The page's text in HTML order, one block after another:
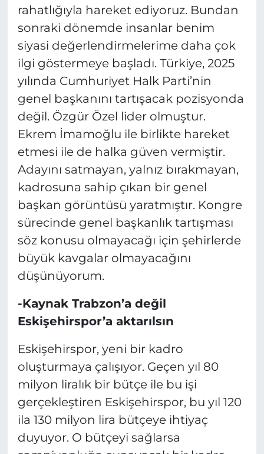
rahatlığıyla hareket ediyoruz. Bundan
sonraki dönemde insanlar benim
siyasi değerlendirmelerime daha çok
ilgi göstermeye başladı. Türkiye, 2025
yılında Cumhuriyet Halk Parti’nin
genel başkanını tartışacak pozisyonda
değil. Özgür Özel lider olmuştur.
Ekrem İmamoğlu ile birlikte hareket
etmesi ile de halka güven vermiştir.
Adayını satmayan, yalnız bırakmayan,
kadrosuna sahip çıkan bir genel
başkan görüntüsü yaratmıştır. Kongre
sürecinde genel başkanlık tartışması
söz konusu olmayacağı için şehirlerde
büyük kavgalar olmayacağını
düşünüyorum.
-Kaynak Trabzon’a değil
Eskişehirspor’a aktarılsın
Eskişehirspor, yeni bir kadro
oluşturmaya çalışıyor. Geçen yıl 80
milyon liralık bir bütçe ile bu işi
gerçekleştiren Eskişehirspor, bu yıl 120
ila 130 milyon lira bütçeye ihtiyaç
duyuyor. O bütçeyi sağlarsa